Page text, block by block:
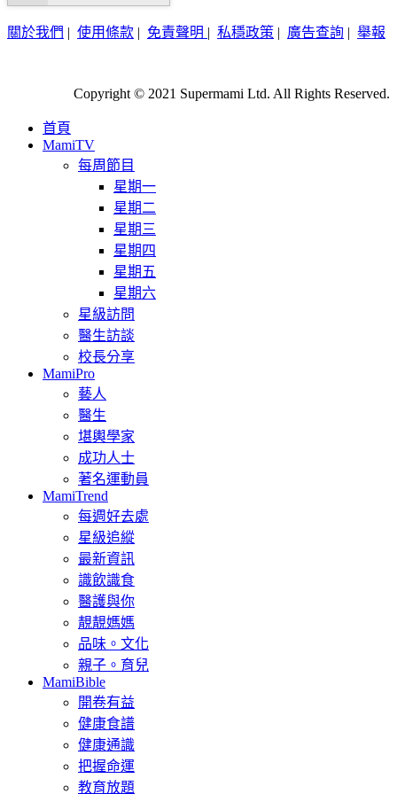
關於我們 | 使用條款 | 免責聲明 | 私穩政策 | 廣告查詢 | 舉報
Copyright © 2021 Supermami Ltd. All Rights Reserved.
首頁
MamiTV
每周節目
星期一
星期二
星期三
星期四
星期五
星期六
星級訪問
醫生訪談
校長分享
MamiPro
藝人
醫生
堪輿學家
成功人士
著名運動員
MamiTrend
每週好去處
星級追縱
最新資訊
識飲識食
醫護與你
靚靚媽媽
品味。文化
親子。育兒
MamiBible
開卷有益
健康食譜
健康通識
把握命運
教育放題